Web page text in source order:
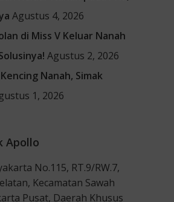
Agustus 4, 2026
di Miss V Keluar Nanah
Agustus 2, 2026
Nanah, Simak
1, 2026
Apollo
No.115, RT.9/RW.7,
Kecamatan Sawah
Pusat, Daerah Khusus